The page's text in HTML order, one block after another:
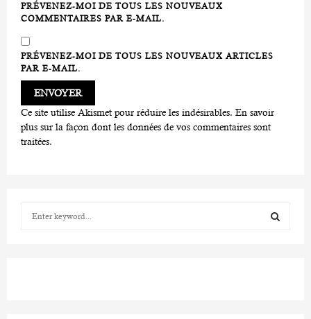
PRÉVENEZ-MOI DE TOUS LES NOUVEAUX
COMMENTAIRES PAR E-MAIL.
PRÉVENEZ-MOI DE TOUS LES NOUVEAUX ARTICLES
PAR E-MAIL.
Ce site utilise Akismet pour réduire les indésirables. En savoir
plus sur la façon dont les données de vos commentaires sont
traitées.